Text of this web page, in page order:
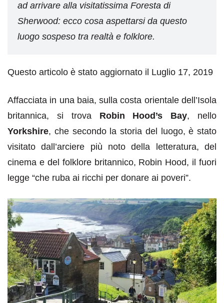
ad arrivare alla visitatissima Foresta di
Sherwood: ecco cosa aspettarsi da questo
luogo sospeso tra realtà e folklore.
Questo articolo è stato aggiornato il Luglio 17, 2019
Affacciata in una baia, sulla costa orientale dell’Isola
britannica, si trova Robin Hood’s Bay, nello
Yorkshire, che secondo la storia del luogo, è stato
visitato dall’arciere più noto della letteratura, del
cinema e del folklore britannico, Robin Hood, il fuori
legge “che ruba ai ricchi per donare ai poveri”.